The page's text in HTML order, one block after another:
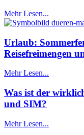
Mehr Lesen...
Urlaub:
Reisefreimengen
Mehr Lesen...
Was ist der
und SIM?
Mehr Lesen...